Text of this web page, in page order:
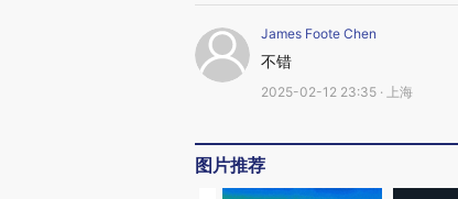
James Foote Chen
不错
2025-02-12 23:35 · 上海
图片推荐